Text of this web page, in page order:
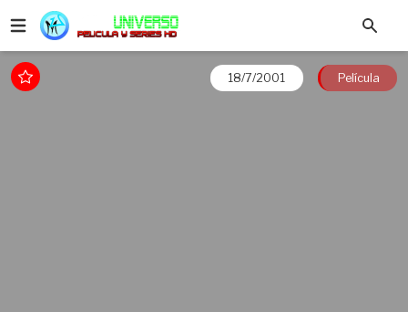
18/7/2001 Película